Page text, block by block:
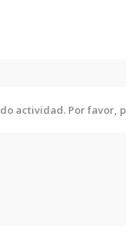
actividad. Por